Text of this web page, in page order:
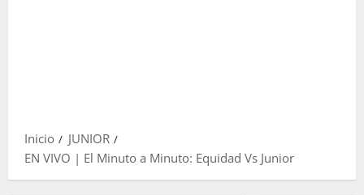
Inicio
JUNIOR
EN VIVO | El Minuto a Minuto: Equidad Vs Junior